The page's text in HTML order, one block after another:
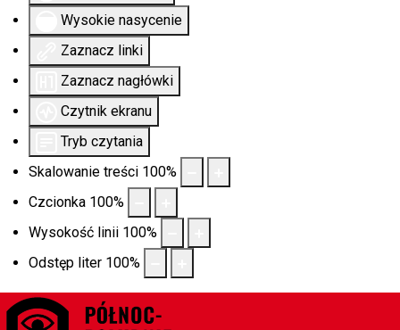
Wysokie nasycenie
Zaznacz linki
Zaznacz nagłówki
Czytnik ekranu
Tryb czytania
Skalowanie treści 100%
Czcionka 100%
Wysokość linii 100%
Odstęp liter 100%